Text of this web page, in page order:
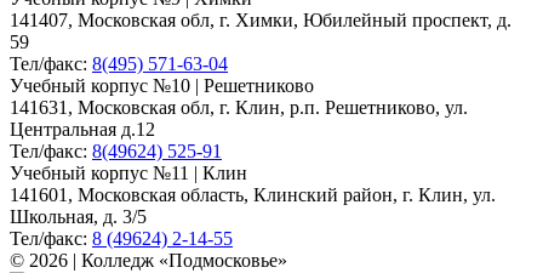
141407, Московская обл, г. Химки, Юбилейный проспект, д.
59
Тел/факс: 8(495) 571-63-04
Учебный корпус №10 | Решетниково
141631, Московская обл, г. Клин, р.п. Решетниково, ул.
Центральная д.12
Тел/факс: 8(49624) 525-91
Учебный корпус №11 | Клин
141601, Московская область, Клинский район, г. Клин, ул.
Школьная, д. 3/5
Тел/факс: 8 (49624) 2-14-55
© 2026 | Колледж «Подмосковье»